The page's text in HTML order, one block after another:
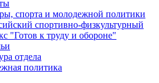
спорта и молодежной политики
спортивно-физкультурный
"Готов к труду и обороне"
отдела
политика